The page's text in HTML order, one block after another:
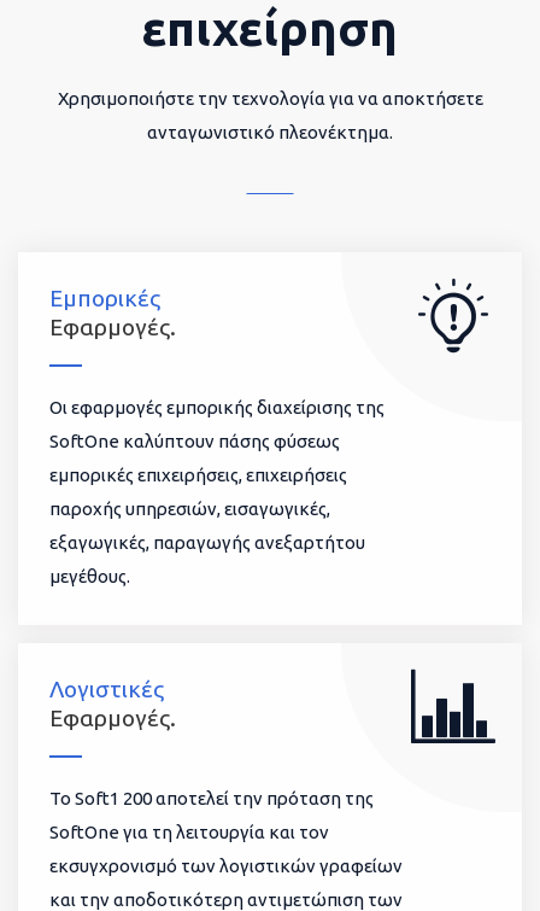
επιχείρηση
Χρησιμοποιήστε την τεχνολογία για να αποκτήσετε
ανταγωνιστικό πλεονέκτημα.
Εμπορικές
Εφαρμογές.
Οι εφαρμογές εμπορικής διαχείρισης της
SoftOne καλύπτουν πάσης φύσεως
εμπορικές επιχειρήσεις, επιχειρήσεις
παροχής υπηρεσιών, εισαγωγικές,
εξαγωγικές, παραγωγής ανεξαρτήτου
μεγέθους.
Λογιστικές
Εφαρμογές.
To Soft1 200 αποτελεί την πρόταση της
SoftOne για τη λειτουργία και τον
εκσυγχρονισμό των λογιστικών γραφείων
και την αποδοτικότερη αντιμετώπιση των